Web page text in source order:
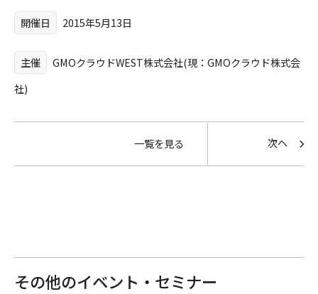
開催日 2015年5月13日
主催
GMOクラウドWEST株式会社(現：GMOクラウド株式会
社)
一覧を見る 次へ
その他のイベント・セミナー